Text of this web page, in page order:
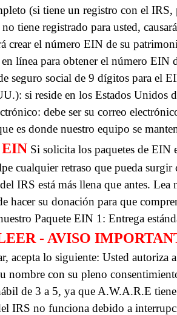
(si tiene un registro con el IRS,
tiene registrado para usted,
crear el número EIN de su
línea para obtener el número EIN
seguro social de 9 dígitos para el
si reside en los Estados Unidos
debe ser su correo
es donde nuestro equipo se
EIN Si solicita los paquetes de EIN
cualquier retraso que pueda surgir
IRS está más llena que antes. Lea
hacer su donación para que
Paquete EIN 1: Entrega
- AVISO
acepta lo siguiente: Usted autoriza
nombre con su pleno
de 3 a 5, ya que A.W.A.R.E
IRS no funciona debido a